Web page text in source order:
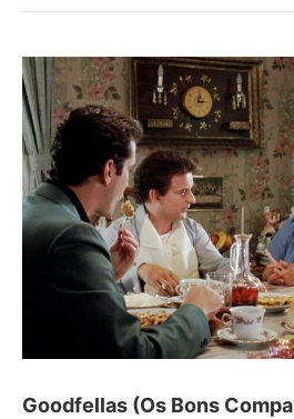
Goodfellas (Os Bons